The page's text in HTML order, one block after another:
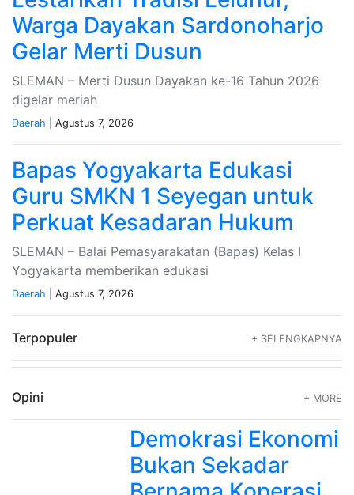
Warga Dayakan Sardonoharjo
Gelar Merti Dusun
SLEMAN – Merti Dusun Dayakan ke-16 Tahun 2026
digelar meriah
Daerah | Agustus 7, 2026
Bapas Yogyakarta Edukasi
Guru SMKN 1 Seyegan untuk
Perkuat Kesadaran Hukum
SLEMAN – Balai Pemasyarakatan (Bapas) Kelas I
Yogyakarta memberikan edukasi
Daerah | Agustus 7, 2026
Terpopuler + SELENGKAPNYA
Opini + MORE
Demokrasi Ekonomi
Bukan Sekadar